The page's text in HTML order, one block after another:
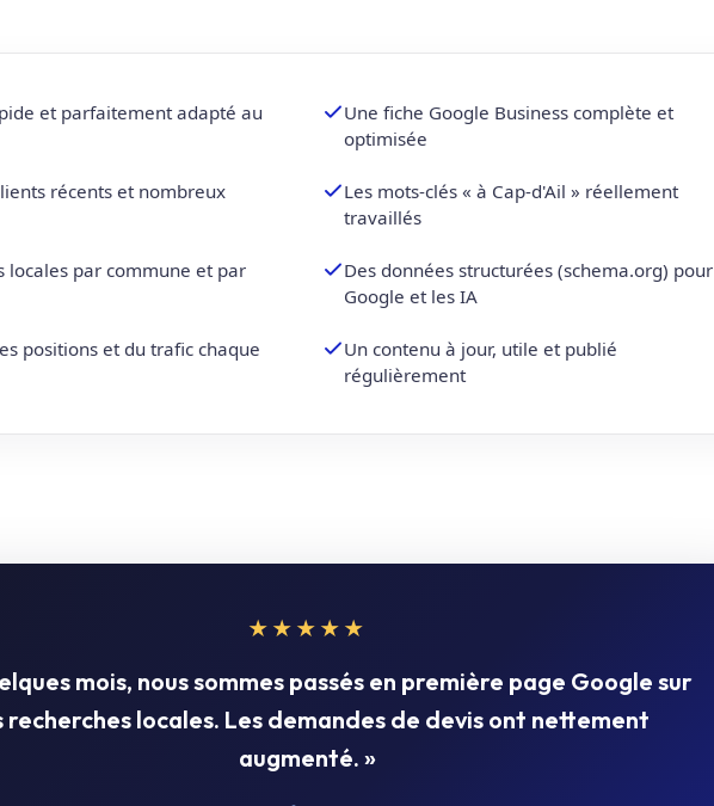
et parfaitement adapté au
Une fiche Google Business complète et
optimisée
récents et nombreux
Les mots-clés « à Cap-d'Ail » réellement
travaillés
locales par commune et par
Des données structurées (schema.org) pour
Google et les IA
positions et du trafic chaque
Un contenu à jour, utile et publié
régulièrement
★★★★★
mois, nous sommes passés en première page Google sur
recherches locales. Les demandes de devis ont nettement
augmenté. »